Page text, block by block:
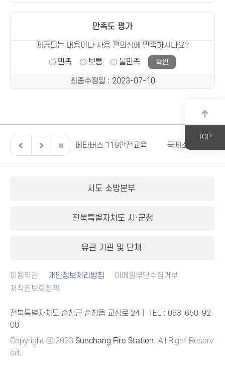
만족도 평가
제공되는 내용이나 사용 편의성에 만족하시나요?
만족
보통 불만족
최종수정일 : 2023-07-10
TOP
전북특별자치도 메타버스 119안전교육 국제소방안전박
시도 소방본부
전북특별자치도 시·군청
유관 기관 및 단체
이용약관 개인정보처리방침
이메일무단수집거부
저작권보호정책
전북특별자치도 순창군 순창읍 교성로 24｜ TEL : 063-650-92
00
Copyright ⓒ 2023 Sunchang Fire Station, All Right Reserv
ed.